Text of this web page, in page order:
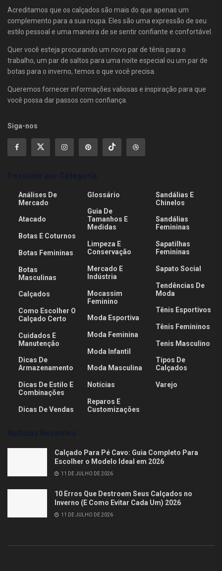
Acreditamos que os calçados são mais do que apenas um
complemento para a sua roupa. Eles são uma expressão de seu
estilo pessoal e uma maneira de se sentir confiante e confortável.
Quer você esteja procurando um novo par de tênis para o
trabalho, um par de saltos para uma noite especial ou um par de
botas para o inverno, temos o que você precisa.
Queremos fornecer informações valiosas e inspiração para que
você possa dar passos com confiança.
Siga-nos
Análises De
Mercado
Atacado
Botas E Coturnos
Botas Femininas
Botas
Masculinas
Calçados
Como Escolher O
Calçado Certo
Cuidados E
Manutenção
Dicas De
Armazenamento
Dicas De Estilo E
Combinações
Dicas De Vendas
Glossário
Guia De
Tamanhos E
Medidas
Limpeza E
Conservação
Mercado E
Indústria
Mocassim
Feminino
Moda Esportiva
Moda Feminina
Moda Infantil
Moda Masculina
Notícias
Reparos E
Customizações
Sandálias E
Chinelos
Sandálias
Femininas
Sapatilhas
Femininas
Sapato Social
Tendências De
Moda
Tênis Esportivos
Tênis Femininos
Tenis Masculino
Tipos De
Calçados
Varejo
Calçado Para Pé Cavo: Guia Completo Para
Escolher o Modelo Ideal em 2026
11 DE JULHO DE 2026
10 Erros Que Destroem Seus Calçados no
Inverno (E Como Evitar Cada Um) 2026
11 DE JULHO DE 2026